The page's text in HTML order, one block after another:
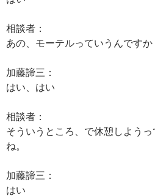
相談者：
あの、モーテルっていうんですか
加藤諦三：
はい、はい
相談者：
そういうところ、で休憩しよう
ね。
加藤諦三：
はい